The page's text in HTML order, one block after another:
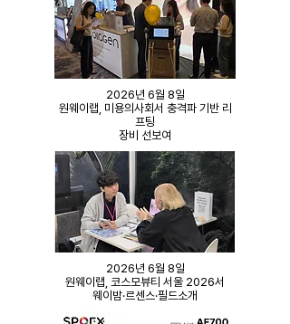
2026년 6월 8일
원웨이랩, 미용의사회서 충격파 기반 리
프팅
​장비 선보여
2026년 6월 8일
원웨이랩, 코스모뷰티 서울 2026서
웨이밤·르센스·필드소개